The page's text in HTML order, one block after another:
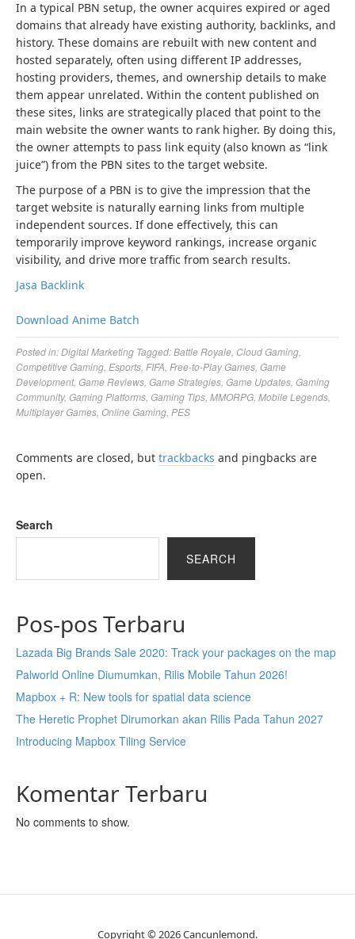
In a typical PBN setup, the owner acquires expired or aged
domains that already have existing authority, backlinks, and
history. These domains are rebuilt with new content and
hosted separately, often using different IP addresses,
hosting providers, themes, and ownership details to make
them appear unrelated. Within the content published on
these sites, links are strategically placed that point to the
main website the owner wants to rank higher. By doing this,
the owner attempts to pass link equity (also known as “link
juice”) from the PBN sites to the target website.
The purpose of a PBN is to give the impression that the
target website is naturally earning links from multiple
independent sources. If done effectively, this can
temporarily improve keyword rankings, increase organic
visibility, and drive more traffic from search results.
Jasa Backlink
Download Anime Batch
Posted in:Digital Marketing Tagged:Battle Royale Cloud Gaming
Competitive Gaming Esports FIFA Free-to-Play Games Game
Development, Game Reviews Game Strategies Game Updates Gaming
Community, Gaming Platforms Gaming Tips MMORPG Mobile Legends
Multiplayer Games Online Gaming PES
Comments are closed, but trackbacks and pingbacks are
open.
Search
SEARCH
Pos-pos Terbaru
Lazada Big Brands Sale 2020: Track your packages on the map
Palworld Online Diumumkan, Rilis Mobile Tahun 2026!
Mapbox + R: New tools for spatial data science
The Heretic Prophet Dirumorkan akan Rilis Pada Tahun 2027
Introducing Mapbox Tiling Service
Komentar Terbaru
No comments to show.
Copyright © 2026 Cancunlemond.